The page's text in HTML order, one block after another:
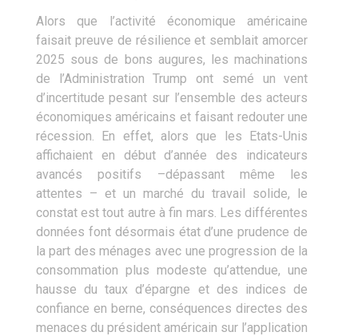
Alors que l’activité économique américaine
faisait preuve de résilience et semblait amorcer
2025 sous de bons augures, les machinations
de l’Administration Trump ont semé un vent
d’incertitude pesant sur l’ensemble des acteurs
économiques américains et faisant redouter une
récession. En effet, alors que les Etats-Unis
affichaient en début d’année des indicateurs
avancés positifs –dépassant même les
attentes – et un marché du travail solide, le
constat est tout autre à fin mars. Les différentes
données font désormais état d’une prudence de
la part des ménages avec une progression de la
consommation plus modeste qu’attendue, une
hausse du taux d’épargne et des indices de
confiance en berne, conséquences directes des
menaces du président américain sur l’application